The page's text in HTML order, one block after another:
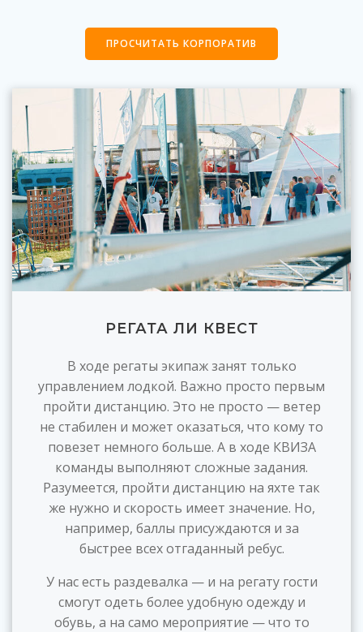
ПРОСЧИТАТЬ КОРПОРАТИВ
РЕГАТА ЛИ КВЕСТ
В ходе регаты экипаж занят только
управлением лодкой. Важно просто первым
пройти дистанцию. Это не просто — ветер
не стабилен и может оказаться, что кому то
повезет немного больше. А в ходе КВИЗА
команды выполняют сложные задания.
Разумеется, пройти дистанцию на яхте так
же нужно и скорость имеет значение. Но,
например, баллы присуждаются и за
быстрее всех отгаданный ребус.
У нас есть раздевалка — и на регату гости
смогут одеть более удобную одежду и
обувь, а на само мероприятие — что то